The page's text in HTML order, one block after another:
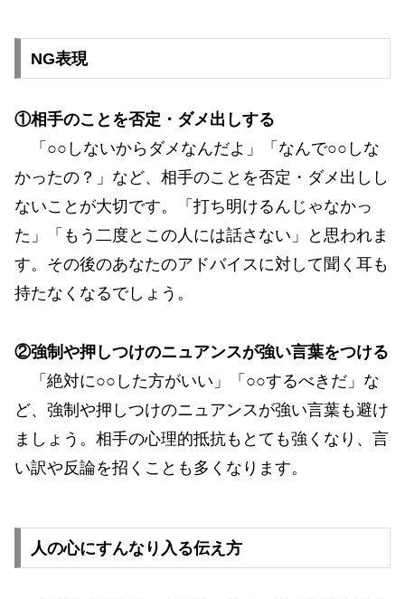
NG表現
①相手のことを否定・ダメ出しする
「○○しないからダメなんだよ」「なんで○○しな
かったの？」など、相手のことを否定・ダメ出しし
ないことが大切です。「打ち明けるんじゃなかっ
た」「もう二度とこの人には話さない」と思われま
す。その後のあなたのアドバイスに対して聞く耳も
持たなくなるでしょう。
②強制や押しつけのニュアンスが強い言葉をつける
「絶対に○○した方がいい」「○○するべきだ」な
ど、強制や押しつけのニュアンスが強い言葉も避け
ましょう。相手の心理的抵抗もとても強くなり、言
い訳や反論を招くことも多くなります。
人の心にすんなり入る伝え方